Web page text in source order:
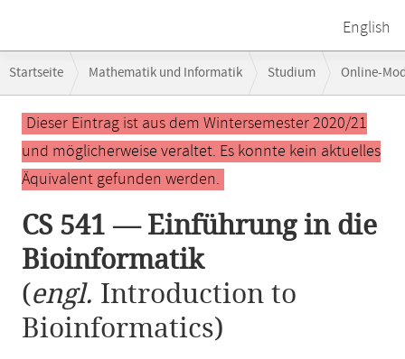
English
Navigation
Startseite Mathematik und Informatik Studium Online-
Hauptinhalt
Dieser Eintrag ist aus dem Wintersemester 2020/21
und möglicherweise veraltet. Es konnte kein aktuelles
Äquivalent gefunden werden.
CS 541 — Einführung in die
Bioinformatik
(engl. Introduction to
Bioinformatics)